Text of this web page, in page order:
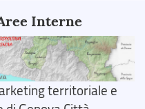
Interne
territoriale e